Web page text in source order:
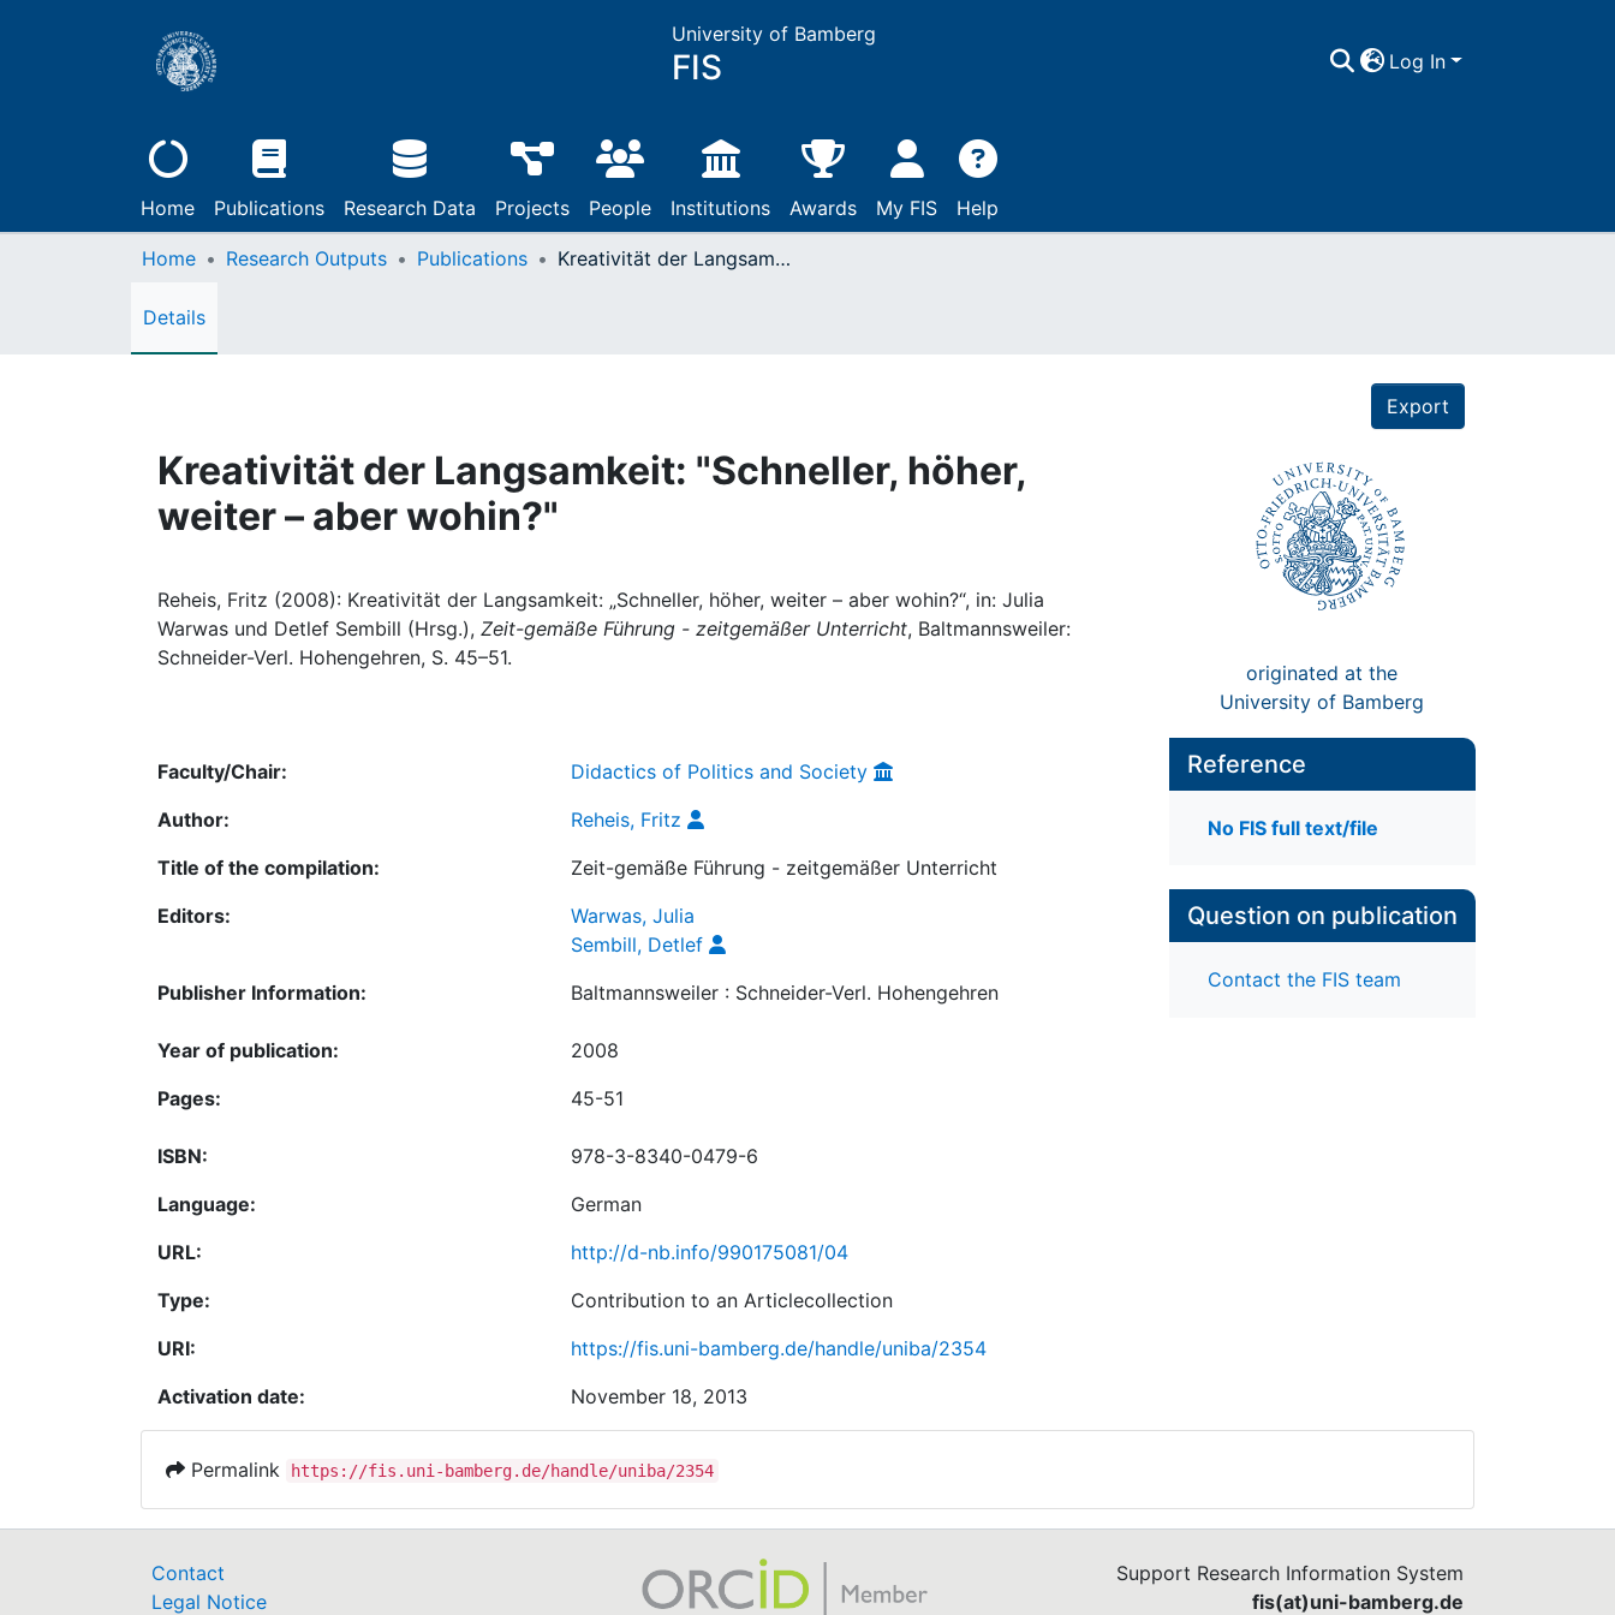
University of Bamberg
FIS Log In
Home Publications Research Data Projects People Institutions Awards My FIS Help
Home Research Outputs Publications Kreativität der Langsamkeit: "Schneller, höher, weiter – aber wohin?"
Details
Export
Kreativität der Langsamkeit: "Schneller, höher,
weiter – aber wohin?"
Reheis, Fritz (2008): Kreativität der Langsamkeit: „Schneller, höher, weiter – aber wohin?“, in: Julia
Warwas und Detlef Sembill (Hrsg.), Zeit-gemäße Führung - zeitgemäßer Unterricht, Baltmannsweiler:
Schneider-Verl. Hohengehren, S. 45–51.
originated at the
University of Bamberg
Faculty/Chair:
Didactics of Politics and Society
Author:
Reheis, Fritz
Title of the compilation:
Zeit-gemäße Führung - zeitgemäßer Unterricht
Editors:
Warwas, Julia
Sembill, Detlef
Publisher Information:
Baltmannsweiler : Schneider-Verl. Hohengehren
Year of publication:
2008
Pages:
45-51
ISBN:
978-3-8340-0479-6
Language:
German
URL:
http://d-nb.info/990175081/04
Type:
Contribution to an Articlecollection
URI:
https://fis.uni-bamberg.de/handle/uniba/2354
Activation date:
November 18, 2013
Reference
No FIS full text/file
Question on publication
Contact the FIS team
Permalink https://fis.uni-bamberg.de/handle/uniba/2354
Contact
Legal Notice
Support Research Information System
fis(at)uni-bamberg.de